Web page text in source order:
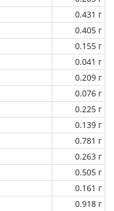
0.431 г
0.405 г
0.155 г
0.041 г
0.209 г
0.076 г
0.225 г
0.139 г
0.781 г
0.263 г
0.505 г
0.161 г
0.918 г